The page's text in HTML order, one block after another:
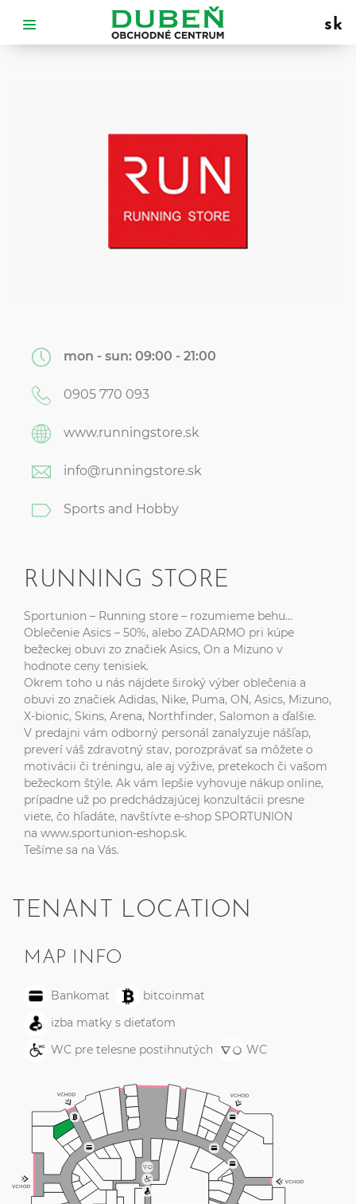
sk
mon - sun: 09:00 - 21:00
0905 770 093
www.runningstore.sk
info@runningstore.sk
Sports and Hobby
RUNNING STORE
Sportunion – Running store – rozumieme behu…
Oblečenie Asics – 50%, alebo ZADARMO pri kúpe
bežeckej obuvi zo značiek Asics, On a Mizuno v
hodnote ceny tenisiek.
Okrem toho u nás nájdete široký výber oblečenia a
obuvi zo značiek Adidas, Nike, Puma, ON, Asics, Mizuno,
X-bionic, Skins, Arena, Northfinder, Salomon a ďalšie.
V predajni vám odborný personál zanalyzuje nášľap,
preverí váš zdravotný stav, porozprávať sa môžete o
motivácii či tréningu, ale aj výžive, pretekoch či vašom
bežeckom štýle. Ak vám lepšie vyhovuje nákup online,
prípadne už po predchádzajúcej konzultácii presne
viete, čo hľadáte, navštívte e-shop SPORTUNION
na www.sportunion-eshop.sk.
Tešíme sa na Vás.
TENANT LOCATION
MAP INFO
Bankomat
bitcoinmat
izba matky s dieťaťom
WC pre telesne postihnutých
WC